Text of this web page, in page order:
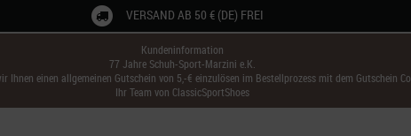
VERSAND AB 50 € (DE) FREI
Kundeninformation
77 Jahre Schuh-Sport-Marzini e.K.
Ihnen einen allgemeinen Gutschein von 5,-€ einzulösen im Bestellprozess mit dem Gutschein
Ihr Team von ClassicSportShoes